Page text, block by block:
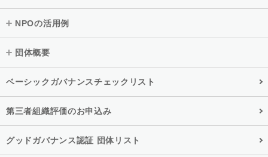
NPOの活用例
団体概要
ベーシックガバナンスチェックリスト
第三者組織評価のお申込み
グッドガバナンス認証 団体リスト